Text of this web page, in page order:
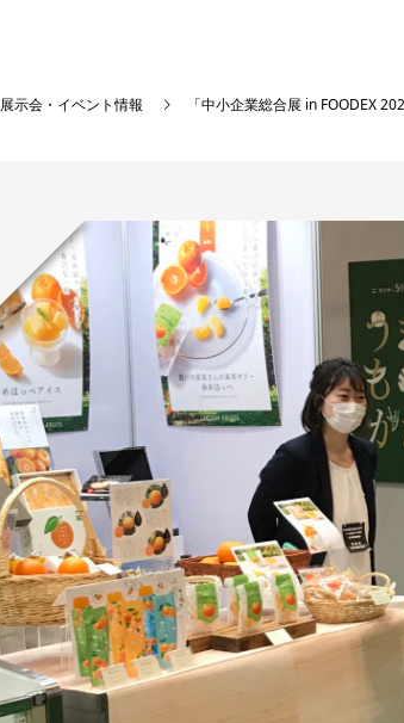
展示会・イベント情報 「中小企業総合展 in FOODEX